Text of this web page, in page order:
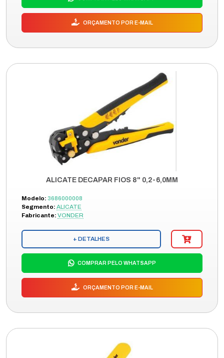
ORÇAMENTO POR E-MAIL
ALICATE DECAPAR FIOS 8" 0,2-6,0MM
Modelo: 3686000008
Segmento: ALICATE
Fabricante: VONDER
+ DETALHES
COMPRAR PELO WHATSAPP
ORÇAMENTO POR E-MAIL